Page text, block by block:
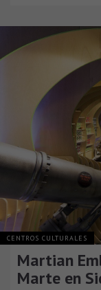
CENTROS CULTURALES
Martian
Marte en